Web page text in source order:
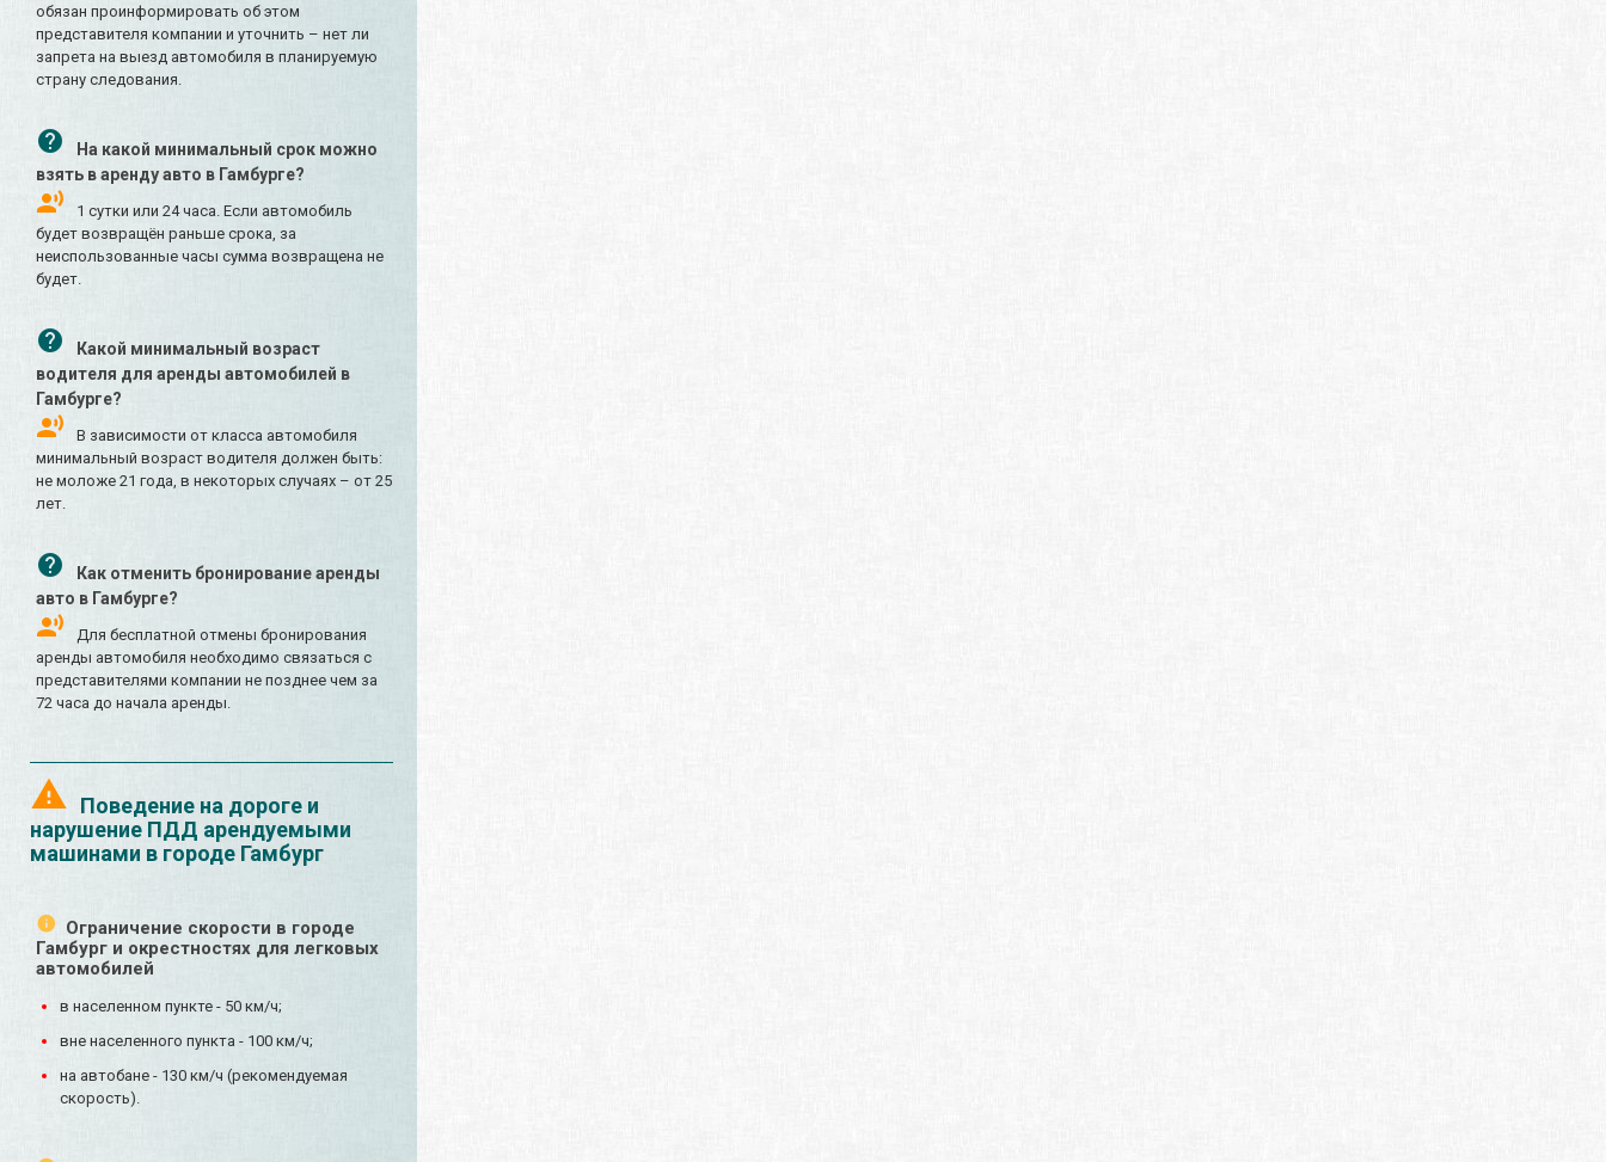
обязан проинформировать об этом
представителя компании и уточнить – нет ли
запрета на выезд автомобиля в планируемую
страну следования.
На какой минимальный срок можно
взять в аренду авто в Гамбурге?
1 сутки или 24 часа. Если автомобиль
будет возвращён раньше срока, за
неиспользованные часы сумма возвращена не
будет.
Какой минимальный возраст
водителя для аренды автомобилей в
Гамбурге?
В зависимости от класса автомобиля
минимальный возраст водителя должен быть:
не моложе 21 года, в некоторых случаях – от 25
лет.
Как отменить бронирование аренды
авто в Гамбурге?
Для бесплатной отмены бронирования
аренды автомобиля необходимо связаться с
представителями компании не позднее чем за
72 часа до начала аренды.
Поведение на дороге и
нарушение ПДД арендуемыми
машинами в городе Гамбург
Ограничение скорости в городе
Гамбург и окрестностях для легковых
автомобилей
в населенном пункте - 50 км/ч;
вне населенного пункта - 100 км/ч;
на автобане - 130 км/ч (рекомендуемая
скорость).